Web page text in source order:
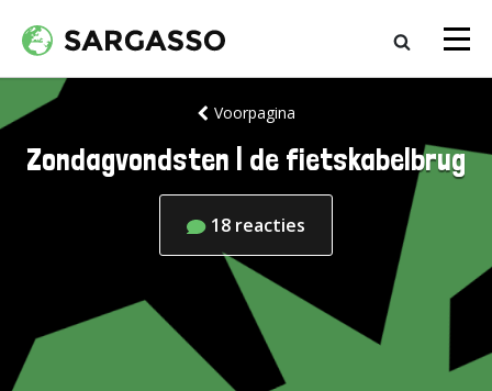
Voorpagina
Zondagvondsten | de fietskabelbrug
18 reacties